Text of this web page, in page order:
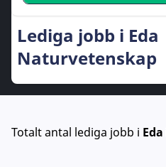
Lediga jobb i Eda
Naturvetenskap
Totalt antal lediga jobb i Eda